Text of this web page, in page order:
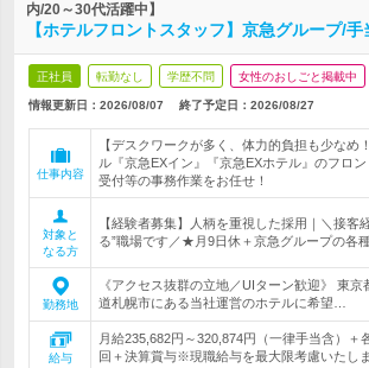
内/20～30代活躍中】
【ホテルフロントスタッフ】京急グループ/
正社員 転勤なし 学歴不問 女性のおしごと掲載中
情報更新日：2026/08/07 終了予定日： 2026/08/27
仕事内容
【デスクワークが多く、体力的負担も少なめ
ル『京急EXイン』『京急EXホテル』のフロ
受付等の事務作業をお任せ！
対象と
なる方
【経験者募集】人柄を重視した採用｜＼接客
る”職場です／★月9日休＋京急グループの各
勤務地
《アクセス抜群の立地／UIターン歓迎》 東
道札幌市にある当社運営のホテルに希望…
給与
月給235,682円～320,874円（一律手当含）＋
回＋決算賞与※現職給与を最大限考慮いたし